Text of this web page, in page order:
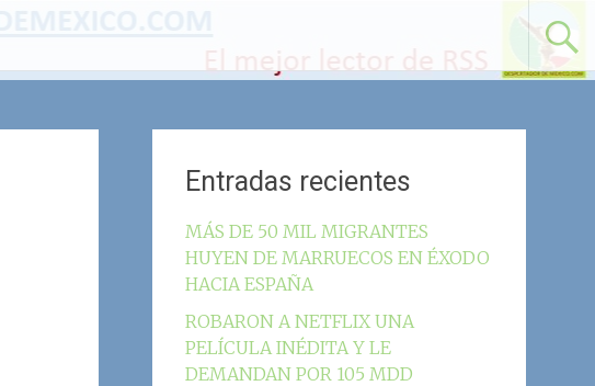
Entradas recientes
MÁS DE 50 MIL MIGRANTES
HUYEN DE MARRUECOS EN ÉXODO
HACIA ESPAÑA
ROBARON A NETFLIX UNA
PELÍCULA INÉDITA Y LE
DEMANDAN POR 105 MDD